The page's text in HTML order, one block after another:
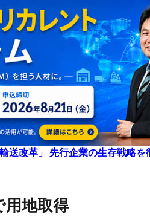
送改革」 先行企業の生存戦略を
用地取得